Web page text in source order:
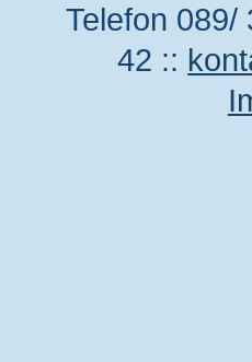
Telefon
42 ::